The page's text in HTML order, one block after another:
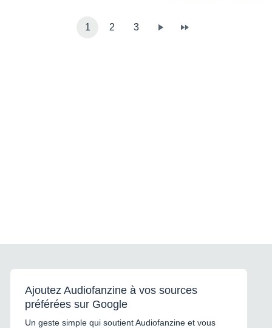
1 2 3
Ajoutez Audiofanzine à vos sources
préférées sur Google
Un geste simple qui soutient Audiofanzine et vous